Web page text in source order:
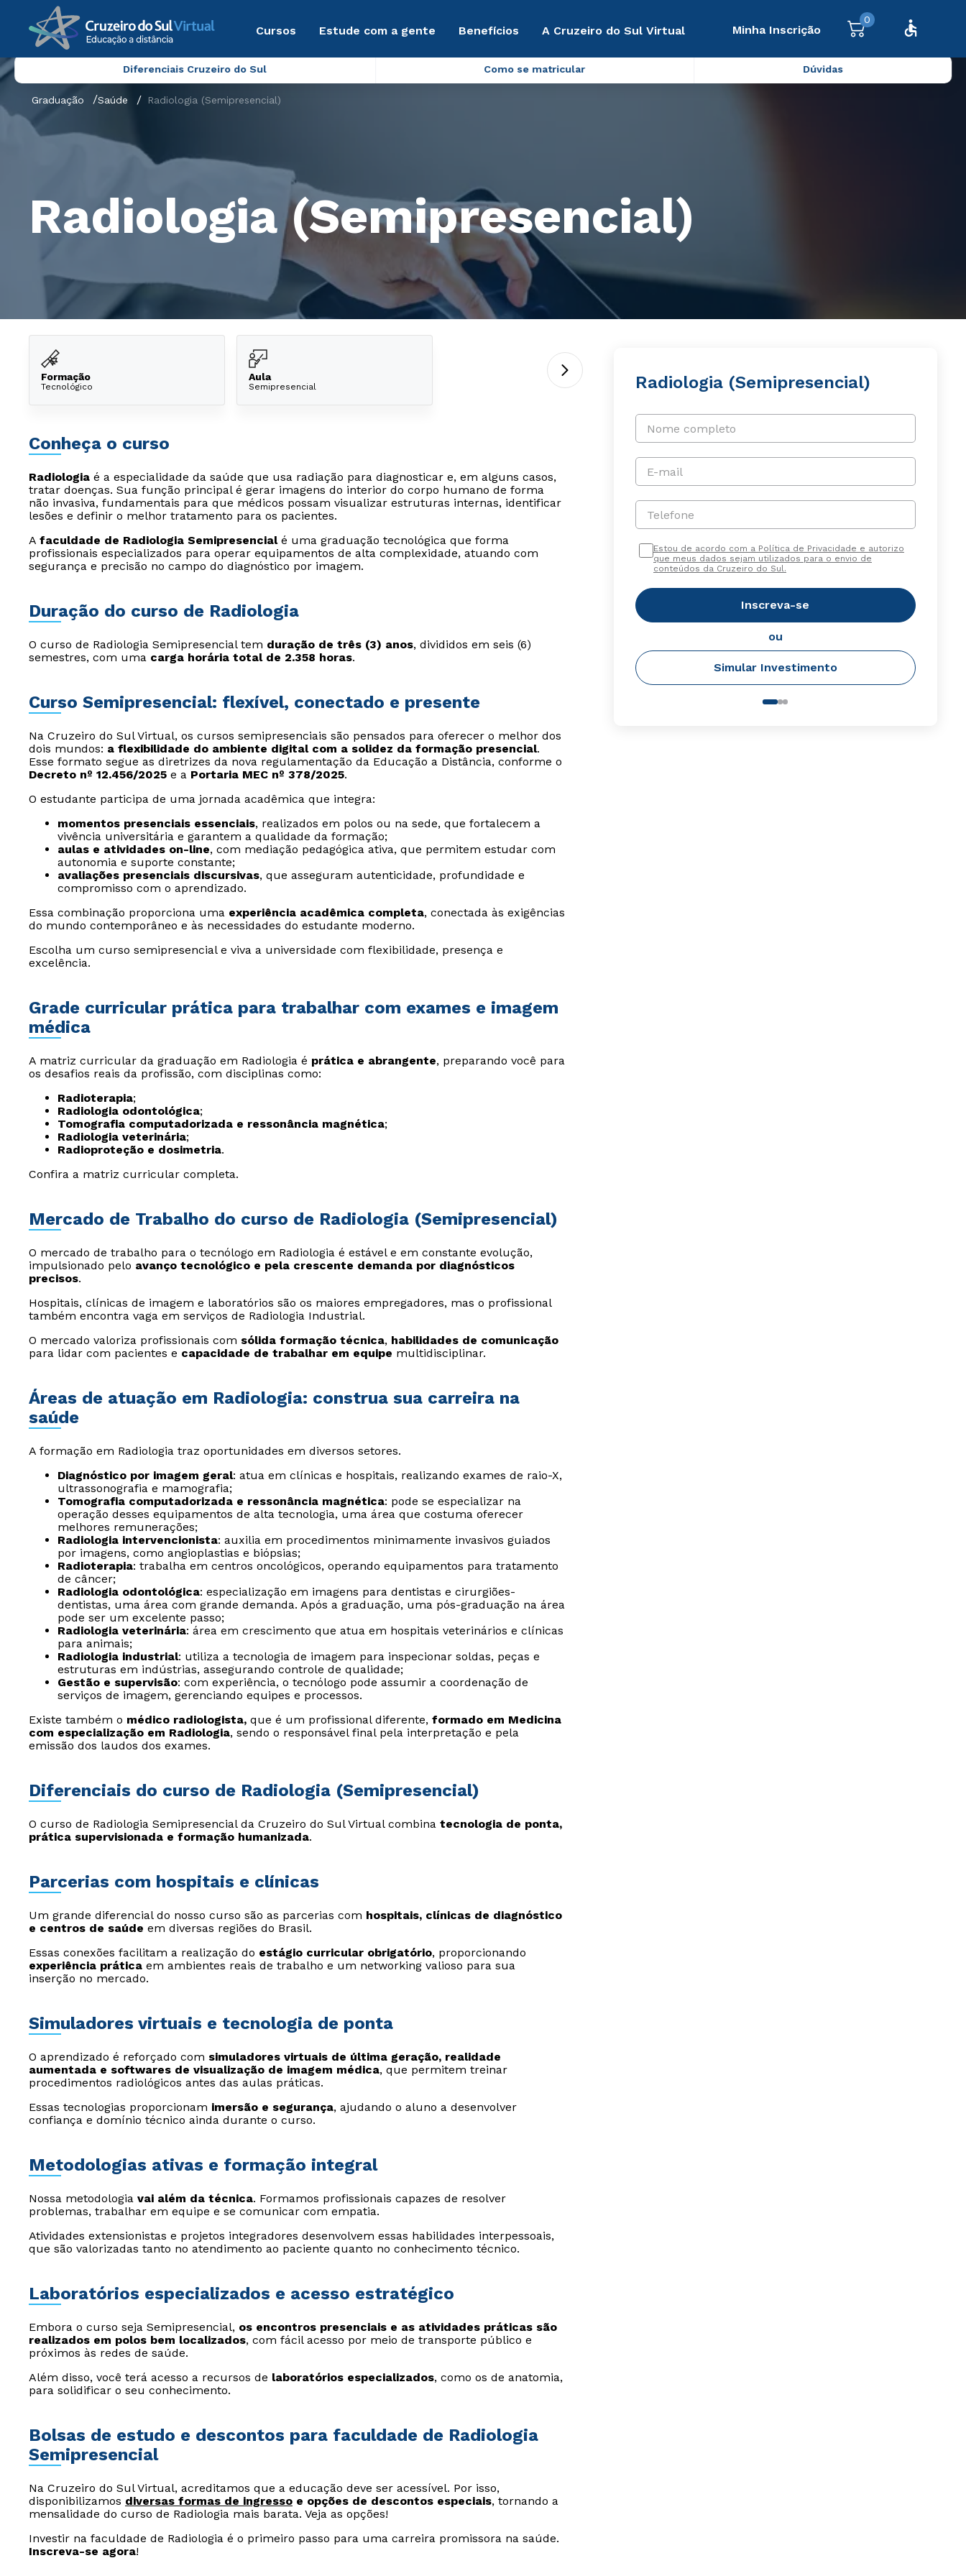
Cursos Estude com a gente Benefícios A Cruzeiro do Sul Virtual Minha Inscrição
0
Diferenciais Cruzeiro do Sul Como se matricular Dúvidas
Graduação Saúde Radiologia (Semipresencial)
Radiologia (Semipresencial)
Formação
Tecnológico
Aula
Semipresencial
Conheça o curso
Radiologia é a especialidade da saúde que usa radiação para diagnosticar e, em alguns casos,
tratar doenças. Sua função principal é gerar imagens do interior do corpo humano de forma
não invasiva, fundamentais para que médicos possam visualizar estruturas internas, identificar
lesões e definir o melhor tratamento para os pacientes.
A faculdade de Radiologia Semipresencialé uma graduação tecnológica que forma
profissionais especializados para operar equipamentos de alta complexidade, atuando com
segurança e precisão no campo do diagnóstico por imagem.
Duração do curso de Radiologia
O curso de Radiologia Semipresencial tem duração de três (3) anos, divididos em seis (6)
semestres, com uma carga horária total de 2.358 horas.
Curso Semipresencial: flexível, conectado e presente
Na Cruzeiro do Sul Virtual, os cursos semipresenciais são pensados para oferecer o melhor dos
dois mundos: a flexibilidade do ambiente digital com a solidez da formação presencial.
Esse formato segue as diretrizes da nova regulamentação da Educação a Distância, conforme o
Decreto nº 12.456/2025 e a Portaria MEC nº 378/2025.
O estudante participa de uma jornada acadêmica que integra:
momentos presenciais essenciais, realizados em polos ou na sede, que fortalecem a
vivência universitária e garantem a qualidade da formação;
aulas e atividades on-line, com mediação pedagógica ativa, que permitem estudar com
autonomia e suporte constante;
avaliações presenciais discursivas, que asseguram autenticidade, profundidade e
compromisso com o aprendizado.
Essa combinação proporciona uma experiência acadêmica completa, conectada às exigências
do mundo contemporâneo e às necessidades do estudante moderno.
Escolha um curso semipresencial e viva a universidade com flexibilidade, presença e
excelência.
Grade curricular prática para trabalhar com exames e imagem
médica
A matriz curricular da graduação em Radiologia é prática e abrangente, preparando você para
os desafios reais da profissão, com disciplinas como:
Radioterapia;
Radiologia odontológica;
Tomografia computadorizada e ressonância magnética;
Radiologia veterinária;
Radioproteção e dosimetria.
Confira a matriz curricular completa.
Mercado de Trabalho do curso de Radiologia (Semipresencial)
O mercado de trabalho para o tecnólogo em Radiologia é estável e em constante evolução,
impulsionado pelo avanço tecnológico e pela crescente demanda por diagnósticos
precisos.
Hospitais, clínicas de imagem e laboratórios são os maiores empregadores, mas o profissional
também encontra vaga em serviços de Radiologia Industrial.
O mercado valoriza profissionais com sólida formação técnica, habilidades de comunicação
para lidar com pacientes e capacidade de trabalhar em equipe multidisciplinar.
Áreas de atuação em Radiologia: construa sua carreira na
saúde
A formação em Radiologia traz oportunidades em diversos setores.
Diagnóstico por imagem geral: atua em clínicas e hospitais, realizando exames de raio-X,
ultrassonografia e mamografia;
Tomografia computadorizada e ressonância magnética: pode se especializar na
operação desses equipamentos de alta tecnologia, uma área que costuma oferecer
melhores remunerações;
Radiologia intervencionista: auxilia em procedimentos minimamente invasivos guiados
por imagens, como angioplastias e biópsias;
Radioterapia: trabalha em centros oncológicos, operando equipamentos para tratamento
de câncer;
Radiologia odontológica: especialização em imagens para dentistas e cirurgiões-
dentistas, uma área com grande demanda. Após a graduação, uma pós-graduação na área
pode ser um excelente passo;
Radiologia veterinária: área em crescimento que atua em hospitais veterinários e clínicas
para animais;
Radiologia industrial: utiliza a tecnologia de imagem para inspecionar soldas, peças e
estruturas em indústrias, assegurando controle de qualidade;
Gestão e supervisão: com experiência, o tecnólogo pode assumir a coordenação de
serviços de imagem, gerenciando equipes e processos.
Existe também o médico radiologista, que é um profissional diferente, formado em Medicina
com especialização em Radiologia, sendo o responsável final pela interpretação e pela
emissão dos laudos dos exames.
Diferenciais do curso de Radiologia (Semipresencial)
O curso de Radiologia Semipresencial da Cruzeiro do Sul Virtual combina tecnologia de ponta,
prática supervisionada e formação humanizada.
Parcerias com hospitais e clínicas
Um grande diferencial do nosso curso são as parcerias com hospitais, clínicas de diagnóstico
e centros de saúde em diversas regiões do Brasil.
Essas conexões facilitam a realização do estágio curricular obrigatório, proporcionando
experiência prática em ambientes reais de trabalho e um networking valioso para sua
inserção no mercado.
Simuladores virtuais e tecnologia de ponta
O aprendizado é reforçado com simuladores virtuais de última geração, realidade
aumentada e softwares de visualização de imagem médica, que permitem treinar
procedimentos radiológicos antes das aulas práticas.
Essas tecnologias proporcionam imersão e segurança, ajudando o aluno a desenvolver
confiança e domínio técnico ainda durante o curso.
Metodologias ativas e formação integral
Nossa metodologia vai além da técnica. Formamos profissionais capazes de resolver
problemas, trabalhar em equipe e se comunicar com empatia.
Atividades extensionistas e projetos integradores desenvolvem essas habilidades interpessoais,
que são valorizadas tanto no atendimento ao paciente quanto no conhecimento técnico.
Laboratórios especializados e acesso estratégico
Embora o curso seja Semipresencial, os encontros presenciais e as atividades práticas são
realizados em polos bem localizados, com fácil acesso por meio de transporte público e
próximos às redes de saúde.
Além disso, você terá acesso a recursos de laboratórios especializados, como os de anatomia,
para solidificar o seu conhecimento.
Bolsas de estudo e descontos para faculdade de Radiologia
Semipresencial
Na Cruzeiro do Sul Virtual, acreditamos que a educação deve ser acessível. Por isso,
disponibilizamos diversas formas de ingresso e opções de descontos especiais, tornando a
mensalidade do curso de Radiologia mais barata. Veja as opções!
Investir na faculdade de Radiologia é o primeiro passo para uma carreira promissora na saúde.
Inscreva-se agora!
Radiologia (Semipresencial)
Nome completo
E-mail
Telefone
Estou de acordo com a Política de Privacidade e autorizo
que meus dados sejam utilizados para o envio de
conteúdos da Cruzeiro do Sul.
Inscreva-se
ou
Simular Investimento
WhatsApp
ou
Estou de acordo com a Política de Privacidade.
autorizo que meus dados sejam utilizados para o
WhatsApp
ou
Estou de acordo com a Política de Privacidade.
autorizo que meus dados sejam utilizados para o